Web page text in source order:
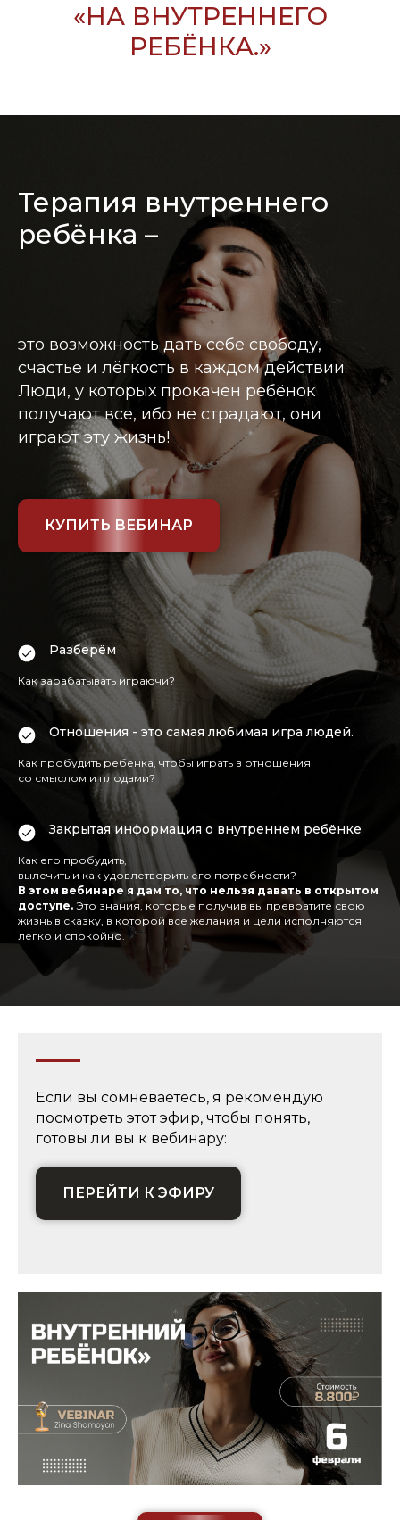
«НА ВНУТРЕННЕГО
РЕБЁНКА.»
Терапия внутреннего
ребёнка –
это возможность дать себе свободу,
счастье и лёгкость в каждом действии.
Люди, у которых прокачен ребёнок
получают все, ибо не страдают, они
играют эту жизнь!
КУПИТЬ ВЕБИНАР
Разберём
Как зарабатывать играючи?
Отношения - это самая любимая игра людей.
Как пробудить ребёнка, чтобы играть в отношения
со смыслом и плодами?
Закрытая информация о внутреннем ребёнке
Как его пробудить,
вылечить и как удовлетворить его потребности?
В этом вебинаре я дам то, что нельзя давать в открытом
доступе. Это знания, которые получив вы превратите свою
жизнь в сказку, в которой все желания и цели исполняются
легко и спокойно.
Если вы сомневаетесь, я рекомендую
посмотреть этот эфир, чтобы понять,
готовы ли вы к вебинару:
ПЕРЕЙТИ К ЭФИРУ